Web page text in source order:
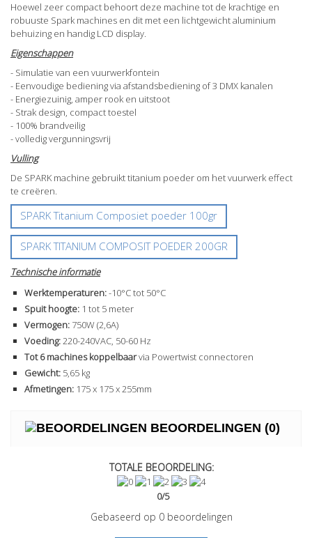
Hoewel zeer compact behoort deze machine tot de krachtige en
robuuste Spark machines en dit met een lichtgewicht aluminium
behuizing en handig LCD display.
Eigenschappen
- Simulatie van een vuurwerkfontein
- Eenvoudige bediening via afstandsbediening of 3 DMX kanalen
- Energiezuinig, amper rook en uitstoot
- Strak design, compact toestel
- 100% brandveilig
- volledig vergunningsvrij
Vulling
De SPARK machine gebruikt titanium poeder om het vuurwerk effect
te creëren.
SPARK Titanium Composiet poeder 100gr
SPARK TITANIUM COMPOSIT POEDER 200GR
Technische informatie
Werktemperaturen:-10°C tot 50°C
Spuit hoogte:1 tot 5 meter
Vermogen:750W (2,6A)
Voeding:220-240VAC, 50-60 Hz
Tot 6 machines koppelbaarvia Powertwist connectoren
Gewicht:5,65 kg
Afmetingen:175 x 175 x 255mm
BEOORDELINGEN (0)
TOTALE BEOORDELING:
0/5
Gebaseerd op 0beoordelingen